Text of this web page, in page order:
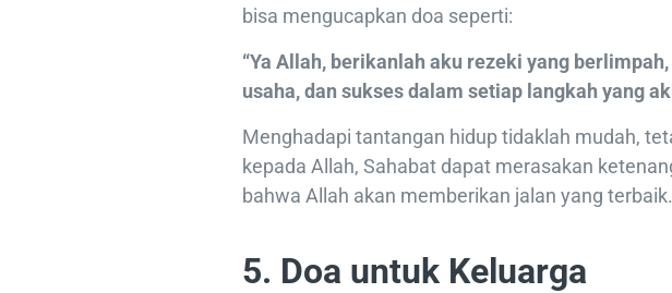
bisa mengucapkan doa seperti:
“Ya Allah, berikanlah aku rezeki yang
usaha, dan sukses dalam setiap langkah yang
Menghadapi tantangan hidup tidaklah mudah,
kepada Allah, Sahabat dapat merasakan
bahwa Allah akan memberikan jalan yang terbaik.
5. Doa untuk Keluarga